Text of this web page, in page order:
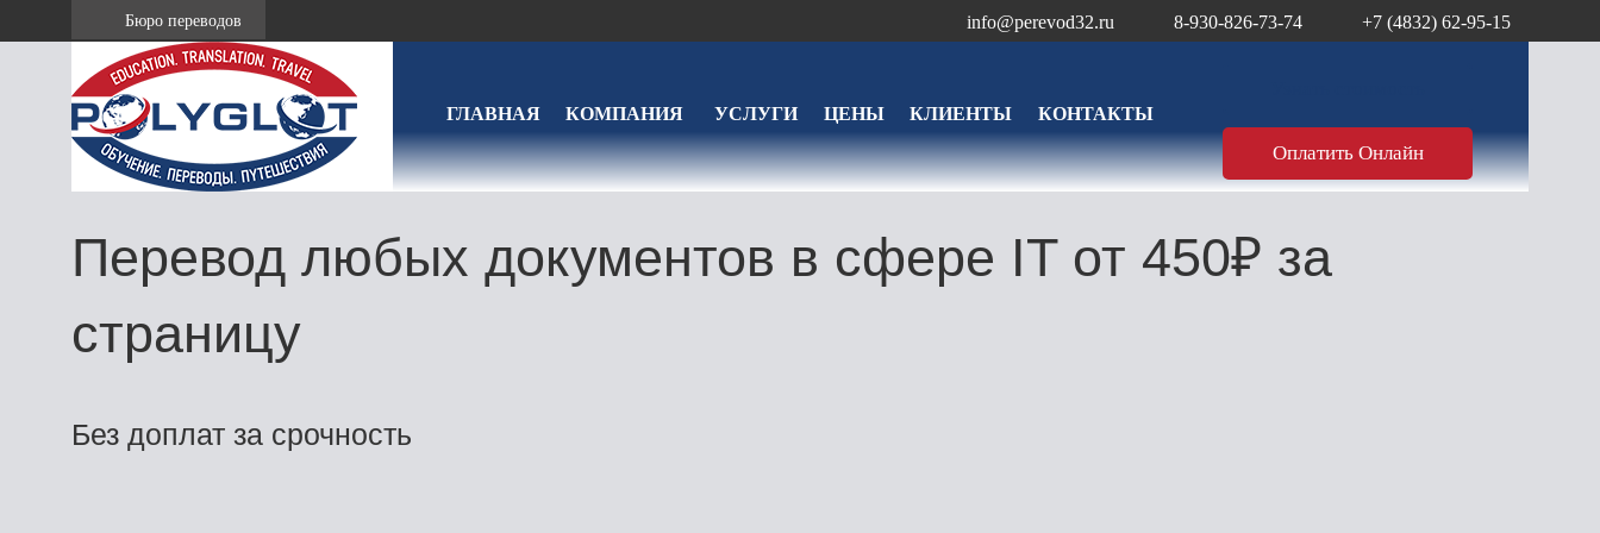
Бюро переводов +7 (4832) 62-95-15
8-930-826-73-74
info@perevod32.ru
ГЛАВНАЯ КОМПАНИЯ УСЛУГИ ЦЕНЫ КЛИЕНТЫ КОНТАКТЫ
Оплатить Онлайн
Перевод любых документов в сфере IT от 450₽ за
страницу
Без доплат за срочность